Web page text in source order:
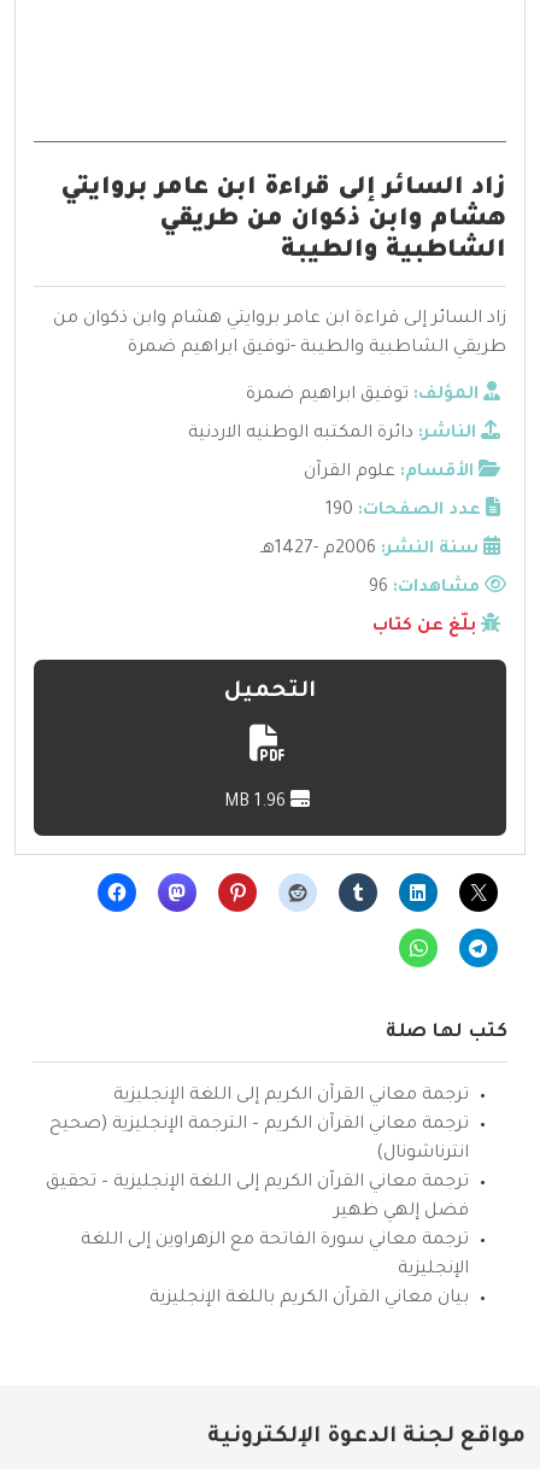
زاد السائر إلى قراءة ابن عامر بروايتي
هشام وابن ذكوان من طريقي
الشاطبية والطيبة
زاد السائر إلى قراءة ابن عامر بروايتي هشام وابن ذكوان من
طريقي الشاطبية والطيبة -توفيق ابراهيم ضمرة
المؤلف: توفيق ابراهيم ضمرة
الناشر: دائرة المكتبه الوطنيه الاردنية
الأقسام: علوم القرآن
عدد الصفحات: 190
سنة النشر: 2006م -1427هـ
مشاهدات:
بلّغ عن كتاب
التحميل
كتب لها صلة
ترجمة معاني القرآن الكريم إلى اللغة الإنجليزية
ترجمة معاني القرآن الكريم – الترجمة الإنجليزية (صحيح
انترناشونال)
ترجمة معاني القرآن الكريم إلى اللغة الإنجليزية – تحقيق
فضل إلهي ظهير
ترجمة معاني سورة الفاتحة مع الزهراوين إلى اللغة
الإنجليزية
بيان معاني القرآن الكريم باللغة الإنجليزية
مواقع لجنة الدعوة الإلكترونية